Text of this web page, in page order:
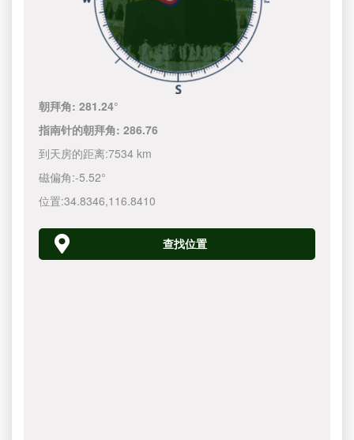
朝拜角:281.24°
指南针的朝拜角:286.76
到天房的距离:7534 km
磁偏角:-5.52°
位置:34.8346,116.8410
查找位置